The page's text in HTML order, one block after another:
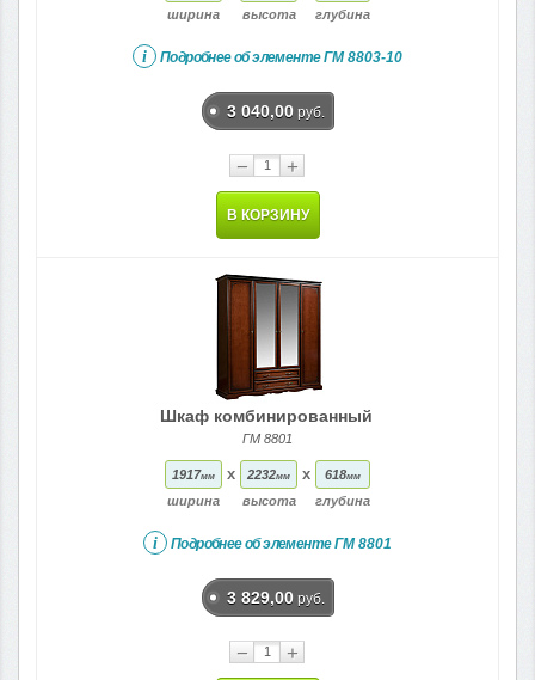
ширина высота глубина
i Подробнее об элементеГМ 8803-10
3 040,00 руб.
− +
В КОРЗИНУ
Шкаф комбинированный
ГМ 8801
1917мм
ширина
x 2232мм
высота
x 618мм
глубина
i Подробнее об элементеГМ 8801
3 829,00 руб.
− +